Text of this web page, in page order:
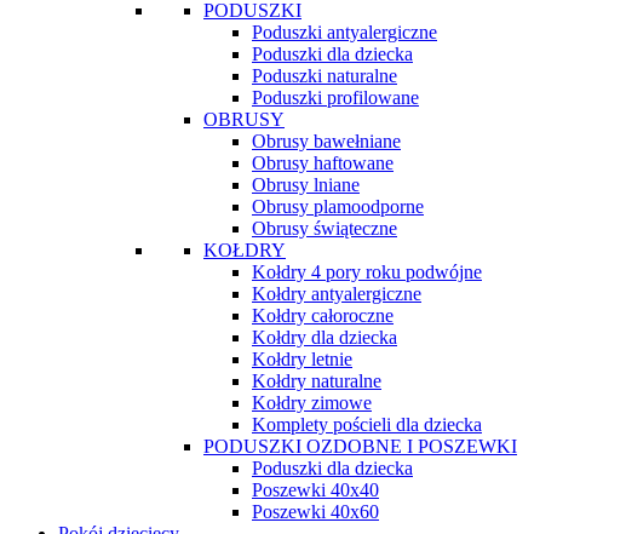
PODUSZKI
Poduszki antyalergiczne
Poduszki dla dziecka
Poduszki naturalne
Poduszki profilowane
OBRUSY
Obrusy bawełniane
Obrusy haftowane
Obrusy lniane
Obrusy plamoodporne
Obrusy świąteczne
KOŁDRY
Kołdry 4 pory roku podwójne
Kołdry antyalergiczne
Kołdry całoroczne
Kołdry dla dziecka
Kołdry letnie
Kołdry naturalne
Kołdry zimowe
Komplety pościeli dla dziecka
PODUSZKI OZDOBNE I POSZEWKI
Poduszki dla dziecka
Poszewki 40x40
Poszewki 40x60